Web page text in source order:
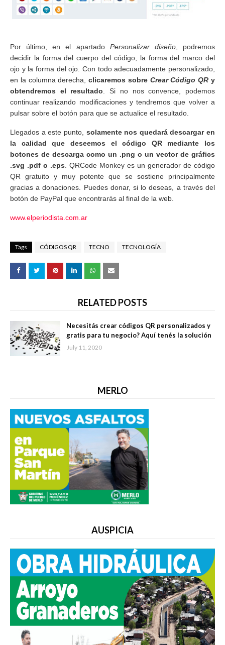
Por último, en el apartado Personalizar diseño, podremos
decidir la forma del cuerpo del código, la forma del marco del
ojo y la forma del ojo. Con todo adecuadamente personalizado,
en la columna derecha,clicaremos sobre Crear Código QR y
obtendremos el resultado . Si no nos convence, podemos
continuar realizando modificaciones y tendremos que volver a
pulsar sobre el botón para que se actualice el resultado.
Llegados a este punto, solamente nos quedará descargar en
la calidad que deseemos el código QR mediante los
botones de descarga como un .png o un vector de gráfics
.svg .pdf o .eps . QRCode Monkey es un generador de código
QR gratuito y muy potente que se sostiene principalmente
gracias a donaciones. Puedes donar, si lo deseas, a través del
botón de PayPal que encontrarás al final de la web.
www.elperiodista.com.ar
Tags CÓDIGOS QR TECNO TECNOLOGÍA
RELATED POSTS
Necesitás crear códigos QR personalizados y
gratis para tu negocio? Aquí tenés la solución
July 11, 2020
MERLO
AUSPICIA